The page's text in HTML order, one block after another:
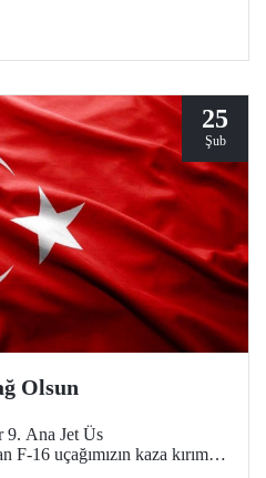
değer görüldü.
25
Şub
Olsun
9. Ana Jet Üs
F-16 uçağımızın kaza kırıma